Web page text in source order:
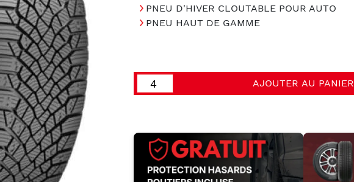
PNEU D'HIVER CLOUTABLE POUR AUTO
PNEU HAUT DE GAMME
AJOUTER AU PANIER